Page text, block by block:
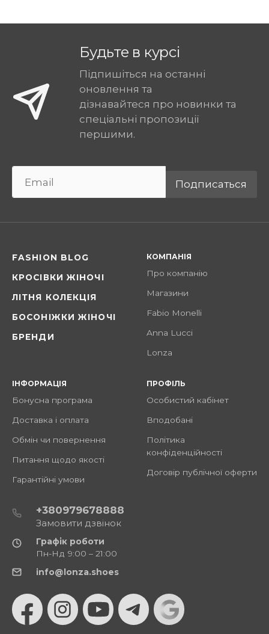
Будьте в курсі
Підпишіться на останні
оновлення та
дізнавайтеся про новинки та
спеціальні пропозиції
першими.
Подписаться
FASHION BLOG
КРОСІВКИ ЖІНОЧІ
ЛІТНЯ КОЛЕКЦІЯ
БОСОНІЖКИ ЖІНОЧІ
БРЕНДИ
КОМПАНІЯ
Про компанію
Магазини
Fabio Monelli
Anna Lucci
Lonza
ІНФОРМАЦІЯ
Бонусна програма
Доставка і оплата
Обмін чи повернення
Питання щодо якості
Гарантійні умови
ПРОФІЛЬ
Особистий кабінет
Вподобані
Політика
конфіденційності
Договір публічної оферти
+380979678888
Замовити дзвінок
Графік роботи
Пн-Нд 9:00 – 21:00
info@lonza.shoes